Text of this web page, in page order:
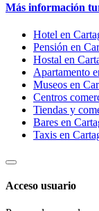
Más información
Hotel en
Pensión en
Hostal en
Apartamento
Museos en
Centros
Tiendas y
Bares en
Taxis en
Acceso usuario